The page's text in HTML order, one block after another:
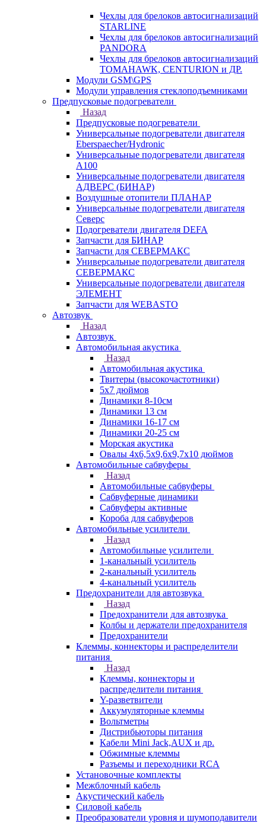
Чехлы для брелоков автосигнализаций
STARLINE
Чехлы для брелоков автосигнализаций
PANDORA
Чехлы для брелоков автосигнализаций
TOMAHAWK, CENTURION и ДР.
Модули GSM\GPS
Модули управления стеклоподъемниками
Предпусковые подогреватели
Назад
Предпусковые подогреватели
Универсальные подогреватели двигателя
Eberspaecher/Hydronic
Универсальные подогреватели двигателя
A100
Универсальные подогреватели двигателя
АДВЕРС (БИНАР)
Воздушные отопители ПЛАНАР
Универсальные подогреватели двигателя
Северс
Подогреватели двигателя DEFA
Запчасти для БИНАР
Запчасти для СЕВЕРМАКС
Универсальные подогреватели двигателя
СЕВЕРМАКС
Универсальные подогреватели двигателя
ЭЛЕМЕНТ
Запчасти для WEBASTO
Автозвук
Назад
Автозвук
Автомобильная акустика
Назад
Автомобильная акустика
Твитеры (высокочастотники)
5x7 дюймов
Динамики 8-10см
Динамики 13 см
Динамики 16-17 см
Динамики 20-25 см
Морская акустика
Овалы 4х6,5х9,6x9,7х10 дюймов
Автомобильные сабвуферы
Назад
Автомобильные сабвуферы
Сабвуферные динамики
Сабвуферы активные
Короба для сабвуферов
Автомобильные усилители
Назад
Автомобильные усилители
1-канальный усилитель
2-канальный усилитель
4-канальный усилитель
Предохранители для автозвука
Назад
Предохранители для автозвука
Колбы и держатели предохранителя
Предохранители
Клеммы, коннекторы и распределители
питания
Назад
Клеммы, коннекторы и
распределители питания
Y-разветвители
Аккумуляторные клеммы
Вольтметры
Дистрибьюторы питания
Кабели Mini Jack,AUX и др.
Обжимные клеммы
Разъемы и переходники RCA
Установочные комплекты
Межблочный кабель
Акустический кабель
Силовой кабель
Преобразователи уровня и шумоподавители